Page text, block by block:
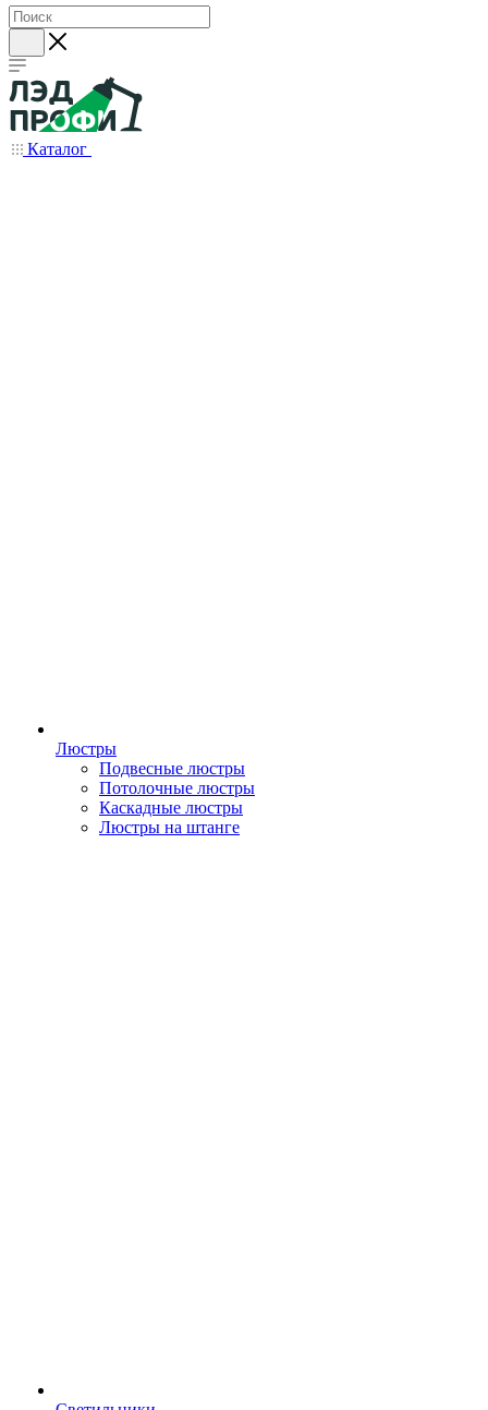
Каталог
Люстры
Подвесные люстры
Потолочные люстры
Каскадные люстры
Люстры на штанге